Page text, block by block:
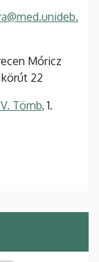
Móricz
22
Tömb, 1.